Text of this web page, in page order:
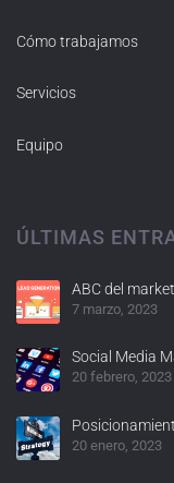
Cómo trabajamos
Servicios
Equipo
ÚLTIMAS
ABC del
7 marzo, 2023
Social Media
20 febrero, 2023
20 enero, 2023